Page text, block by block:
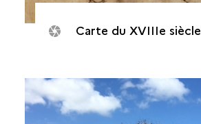
Carte du XVIIIe siècle